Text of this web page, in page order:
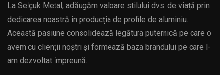
La Selçuk Metal, adăugăm valoare stilului dvs. de viață prin
dedicarea noastră în producția de profile de aluminiu.
Această pasiune consolidează legătura puternică pe care o
avem cu clienții noștri și formează baza brandului pe care l-
am dezvoltat împreună.